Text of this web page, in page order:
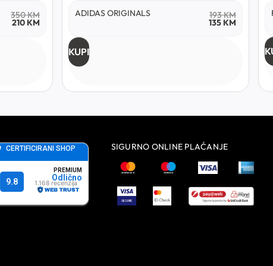
350KM
210 KM
ADIDAS ORIGINALS 193KM
135 KM
KUPI
SIGURNO ONLINE PLAĆANJE